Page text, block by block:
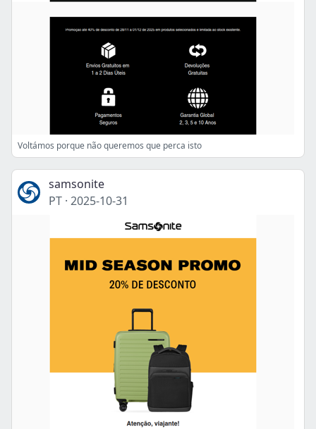
Voltámos porque não queremos que perca isto
samsonite
PT · 2025-10-31